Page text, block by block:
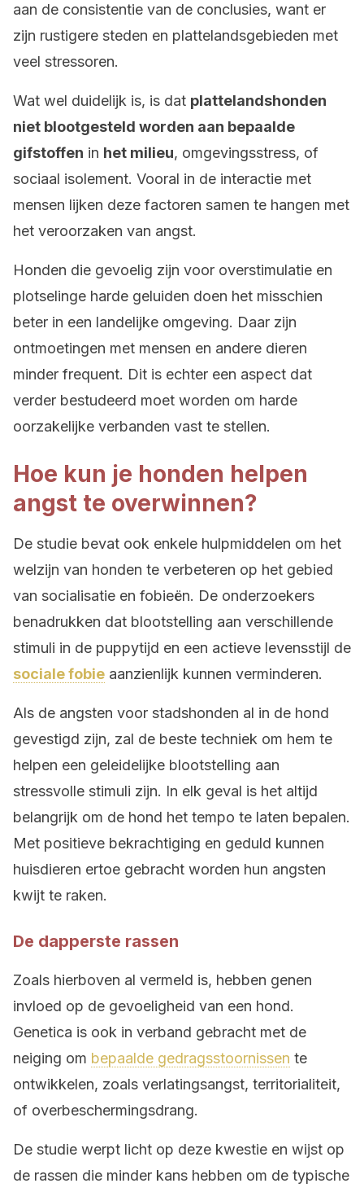
aan de consistentie van de conclusies, want er
zijn rustigere steden en plattelandsgebieden met
veel stressoren.
Wat wel duidelijk is, is dat plattelandshonden
niet blootgesteld worden aan bepaalde
gifstoffen in het milieu, omgevingsstress, of
sociaal isolement. Vooral in de interactie met
mensen lijken deze factoren samen te hangen met
het veroorzaken van angst.
Honden die gevoelig zijn voor overstimulatie en
plotselinge harde geluiden doen het misschien
beter in een landelijke omgeving. Daar zijn
ontmoetingen met mensen en andere dieren
minder frequent. Dit is echter een aspect dat
verder bestudeerd moet worden om harde
oorzakelijke verbanden vast te stellen.
Hoe kun je honden helpen
angst te overwinnen?
De studie bevat ook enkele hulpmiddelen om het
welzijn van honden te verbeteren op het gebied
van socialisatie en fobieën. De onderzoekers
benadrukken dat blootstelling aan verschillende
stimuli in de puppytijd en een actieve levensstijl de
sociale fobie aanzienlijk kunnen verminderen.
Als de angsten voor stadshonden al in de hond
gevestigd zijn, zal de beste techniek om hem te
helpen een geleidelijke blootstelling aan
stressvolle stimuli zijn. In elk geval is het altijd
belangrijk om de hond het tempo te laten bepalen.
Met positieve bekrachtiging en geduld kunnen
huisdieren ertoe gebracht worden hun angsten
kwijt te raken.
De dapperste rassen
Zoals hierboven al vermeld is, hebben genen
invloed op de gevoeligheid van een hond.
Genetica is ook in verband gebracht met de
neiging om bepaalde gedragsstoornissen te
ontwikkelen, zoals verlatingsangst, territorialiteit,
of overbeschermingsdrang.
De studie werpt licht op deze kwestie en wijst op
de rassen die minder kans hebben om de typische